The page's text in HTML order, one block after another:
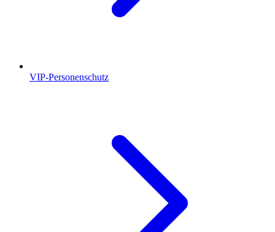
VIP-Personenschutz